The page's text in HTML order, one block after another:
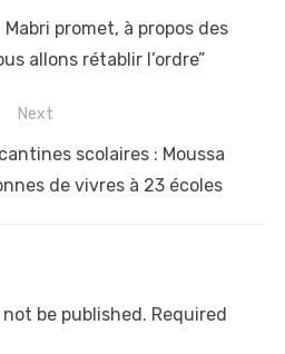
Mabri promet, à propos des
allons rétablir l’ordre”
Next
scolaires : Moussa
de vivres à 23 écoles
be published. Required